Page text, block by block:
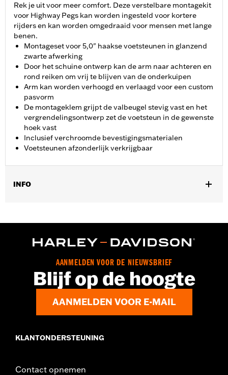
Rek je uit voor meer comfort. Deze verstelbare montagekit
voor Highway Pegs kan worden ingesteld voor kortere
rijders en kan worden omgedraaid voor mensen met lange
benen.
Montageset voor 5,0" haakse voetsteunen in glanzend
zwarte afwerking
Door het schuine ontwerp kan de arm naar achteren en
rond reiken om vrij te blijven van de onderkuipen
Arm kan worden verhoogd en verlaagd voor een custom
pasvorm
De montageklem grijpt de valbeugel stevig vast en het
vergrendelingsontwerp zet de voetsteun in de gewenste
hoek vast
Inclusief verchroomde bevestigingsmaterialen
Voetsteunen afzonderlijk verkrijgbaar
INFO
FLTRK, FLHTK en FLI en '24-later FLTRXSTSE en '25-later
FLTRXRRSE).
Installatie-instructies
Verstelbaar:Ja
Apart verkocht:
Voetsteunen
Per stuk verkocht:Elk
manoeuvreren. Rondvliegende onderdelen
AANMELDEN VOOR DE NIEUWSBRIEF
Blijf op de hoogte
AANMELDEN VOOR E-MAIL
KLANTONDERSTEUNING
Contact opnemen